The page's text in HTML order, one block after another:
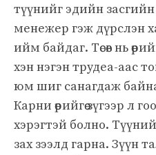
түүнийг эдийн
менежер гэж дүрслэн
ийм байдаг. Төсөв нь
хэн нэгэн трудеа-аас
юм шиг санагдаж
Карни өөрийгөө зүгээр л
хэрэгтэй болно.
зах зээлд гарна. Зүүн